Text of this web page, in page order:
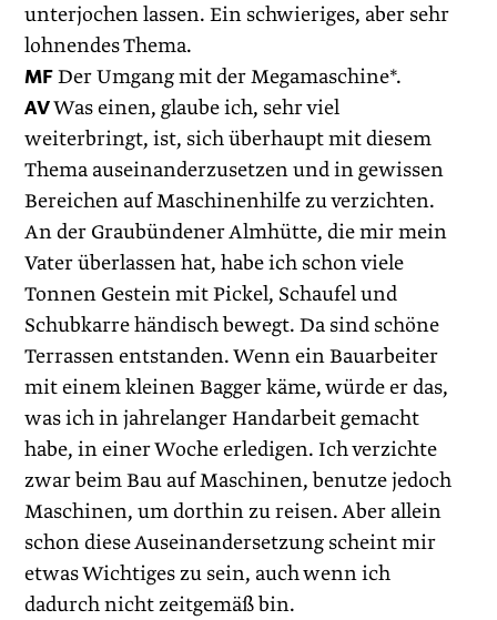
unterjochen lassen. Ein schwieriges, aber sehr
lohnendes Thema.
MFDer Umgang mit der Megamaschine*.
AVWas einen, glaube ich, sehr viel
weiterbringt, ist, sich überhaupt mit diesem
Thema auseinanderzusetzen und in gewissen
Bereichen auf Maschinenhilfe zu verzichten.
An der Graubündener Almhütte, die mir mein
Vater überlassen hat, habe ich schon viele
Tonnen Gestein mit Pickel, Schaufel und
Schubkarre händisch bewegt. Da sind schöne
Terrassen entstanden. Wenn ein Bauarbeiter
mit einem kleinen Bagger käme, würde er das,
was ich in jahrelanger Handarbeit gemacht
habe, in einer Woche erledigen. Ich verzichte
zwar beim Bau auf Maschinen, benutze jedoch
Maschinen, um dorthin zu reisen. Aber allein
schon diese Auseinandersetzung scheint mir
etwas Wichtiges zu sein, auch wenn ich
dadurch nicht zeitgemäß bin.